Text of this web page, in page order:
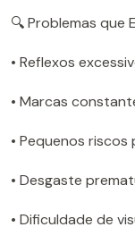
🔍 Problemas que
• Reflexos
• Marcas
• Pequenos
• Desgaste
• Dificuldade de